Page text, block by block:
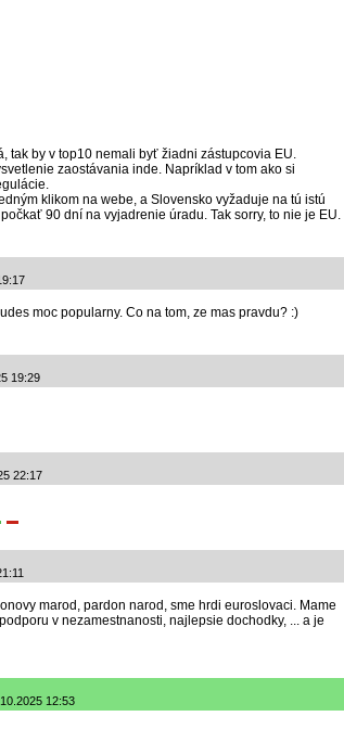
tak by v top10 nemali byť žiadni zástupcovia EU.
zaostávania inde. Napríklad v tom ako si
klikom na webe, a Slovensko vyžaduje na tú istú
90 dní na vyjadrenie úradu. Tak sorry, to nie je EU.
moc popularny. Co na tom, ze mas pravdu? :)
19:29
22:17
marod, pardon narod, sme hrdi euroslovaci. Mame
v nezamestnanosti, najlepsie dochodky, ... a je
12:53